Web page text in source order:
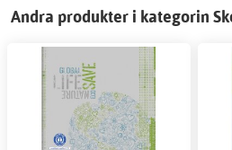
Andra produkter i kategorin